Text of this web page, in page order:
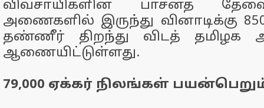
விவசாயிகளின் பாசனத்
அணைகளில் இருந்து வினாடிக்கு
தண்ணீர் திறந்து விடத் தமிழக
ஆணையிட்டுள்ளது.
79,000 ஏக்கர் நிலங்கள்